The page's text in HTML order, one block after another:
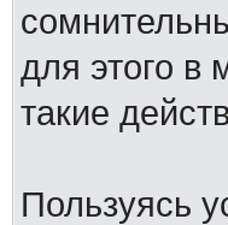
для этого в
такие
Пользуясь